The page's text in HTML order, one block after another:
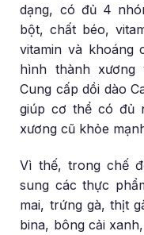
dạng, có đủ 4
bột, chất béo,
vitamin và khoáng
hình thành xương
Cung cấp dồi dào
giúp cơ thể có đủ
xương cũ khỏe
Vì thế, trong chế
sung các thực
mai, trứng gà, thịt
bina, bông cải